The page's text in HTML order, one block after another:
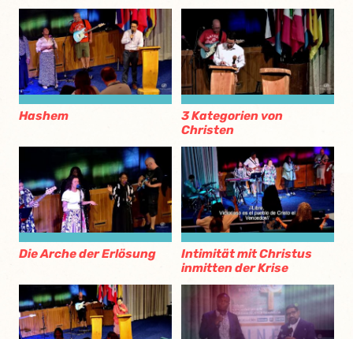
Hashem
3 Kategorien von
Christen
Die Arche der Erlösung
Intimität mit Christus
inmitten der Krise